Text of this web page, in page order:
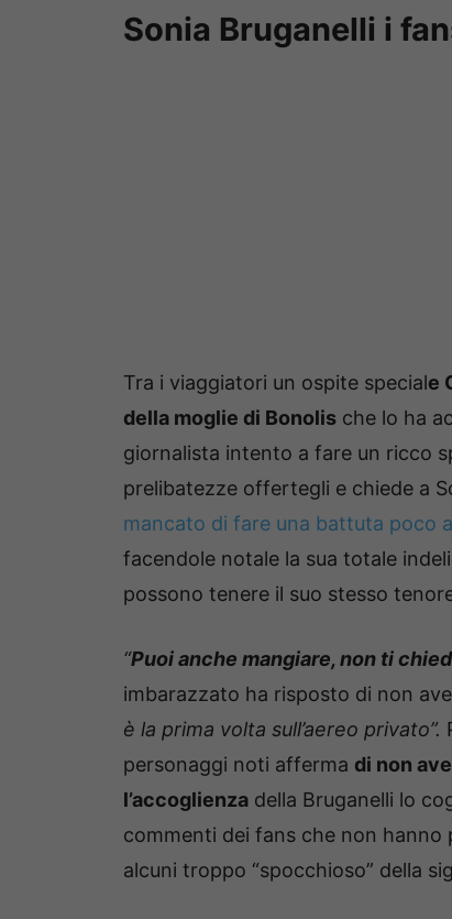
Sonia Bruganelli i
Tra i viaggiatori un ospite speciale
della moglie di Bonolis che lo ha
giornalista intento a fare un ricco
prelibatezze offertegli e chiede a
mancato di fare una battuta poco
facendole notale la sua totale
possono tenere il suo stesso tenore
“Puoi anche mangiare, non ti
imbarazzato ha risposto di non
è la prima volta sull’aereo privato”.
personaggi noti afferma di non
l’accoglienza della Bruganelli lo
commenti dei fans che non
alcuni troppo “spocchioso” della